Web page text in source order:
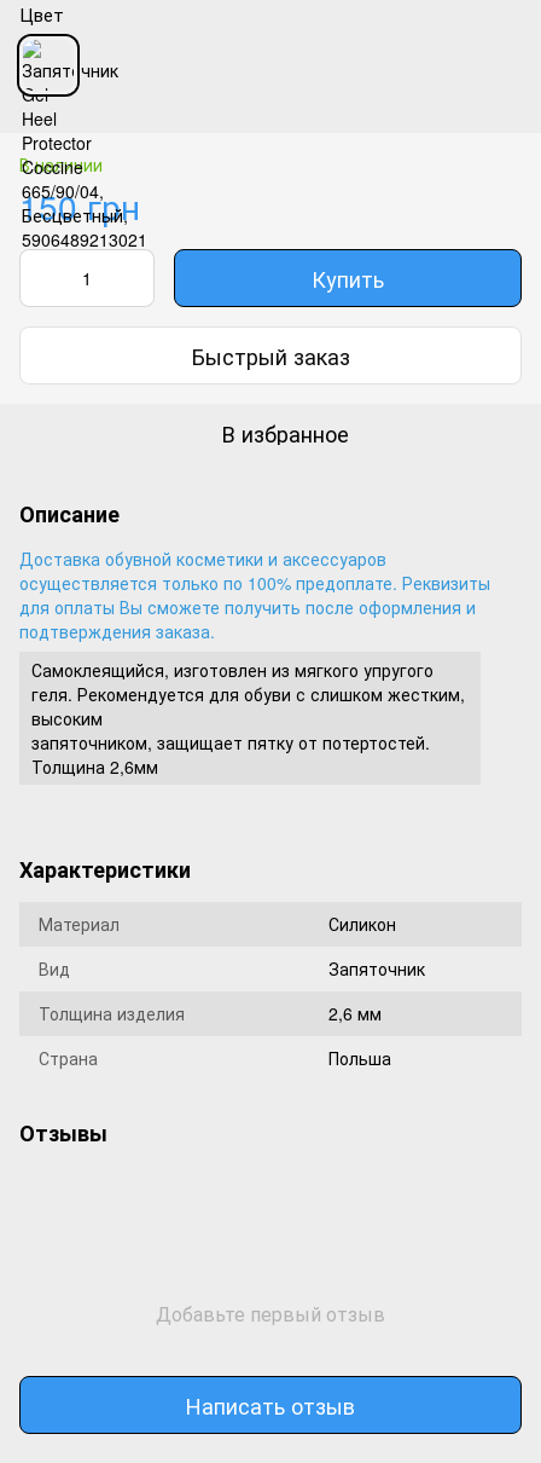
Цвет
В наличии
150 грн
Купить
Быстрый заказ
В избранное
Описание
Доставка обувной косметики и аксессуаров
осуществляется только по 100% предоплате. Реквизиты
для оплаты Вы сможете получить после оформления и
подтверждения заказа.
Самоклеящийся, изготовлен из мягкого упругого
геля. Рекомендуется для обуви с слишком жестким,
высоким
запяточником, защищает пятку от потертостей.
Толщина 2,6мм
Характеристики
Материал
Силикон
Вид
Запяточник
Толщина изделия
2,6 мм
Страна
Польша
Отзывы
Добавьте первый отзыв
Написать отзыв